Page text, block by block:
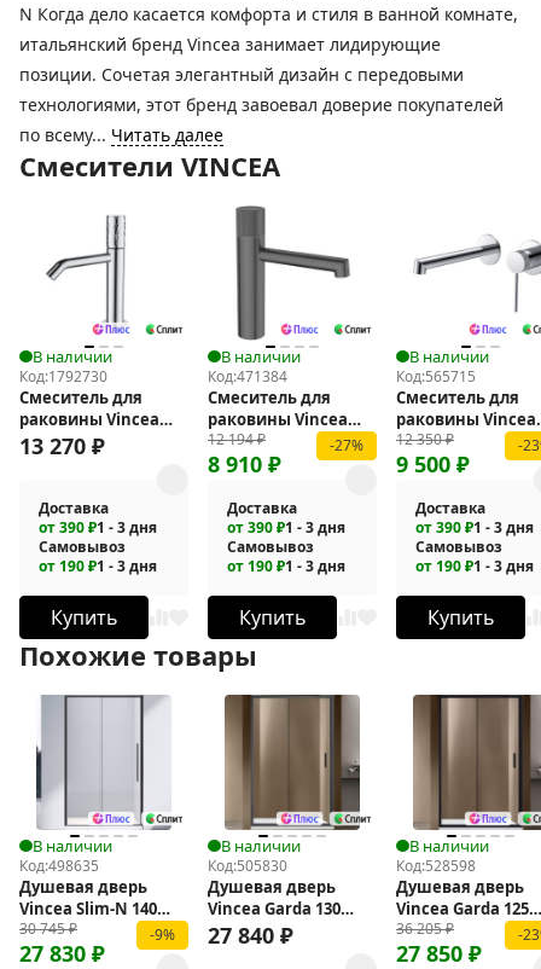
N Когда дело касается комфорта и стиля в ванной комнате,
итальянский бренд Vincea занимает лидирующие
позиции. Сочетая элегантный дизайн с передовыми
технологиями, этот бренд завоевал доверие покупателей
по всему... Читать далее
Смесители VINCEA
В наличии
Код:1792730
Смеситель для
раковины Vincea
Аура (Aura) VBF-
13 270 ₽
Доставка
от 390 ₽1 - 3 дня
Самовывоз
от 190 ₽1 - 3 дня
Купить
В наличии
Код:471384
Смеситель для
раковины Vincea
Desire VBF-1D3GM
12 194₽
8 910 ₽
-27%
Доставка
от 390 ₽1 - 3 дня
Самовывоз
от 190 ₽1 - 3 дня
Купить
В наличии
Код:565715
Смеситель для
раковины Vincea
Rim VBFW-
12 350₽
9 500 ₽
-
Доставка
от 390 ₽1 - 3 дня
Самовывоз
от 190 ₽1 - 3 дня
Купить
Похожие товары
В наличии
Код:498635
Душевая дверь
Vincea Slim-N 140
VDS-4SN140CLB
30 745₽
27 830 ₽
-9%
В наличии
Код:505830
Душевая дверь
Vincea Garda 130
VDS-1G130CLGM
27 840 ₽
В наличии
Код:528598
Душевая дверь
Vincea Garda 125
VDS-1G125CLB
36 205₽
27 850 ₽
-